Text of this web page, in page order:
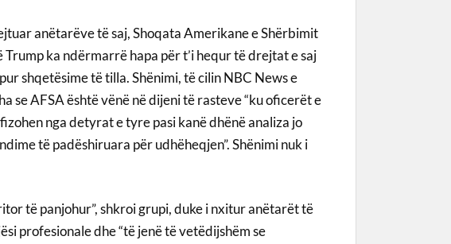
anëtarëve të saj, Shoqata Amerikane e Shërbimit
ka ndërmarrë hapa për t’i hequr të drejtat e saj
shqetësime të tilla. Shënimi, të cilin NBC News e
se AFSA është vënë në dijeni të rasteve “ku oficerët e
nga detyrat e tyre pasi kanë dhënë analiza jo
të padëshiruara për udhëheqjen”. Shënimi nuk i
të panjohur”, shkroi grupi, duke i nxitur anëtarët të
profesionale dhe “të jenë të vetëdijshëm se